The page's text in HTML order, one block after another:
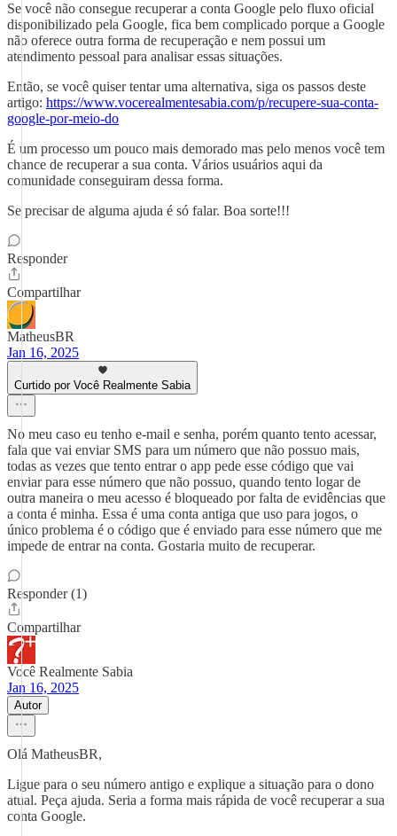
Se você não consegue recuperar a conta Google pelo fluxo oficial
disponibilizado pela Google, fica bem complicado porque a Google
não oferece outra forma de recuperação e nem possui um
atendimento pessoal para analisar essas situações.
Então, se você quiser tentar uma alternativa, siga os passos deste
artigo: https://www.vocerealmentesabia.com/p/recupere-sua-conta-
google-por-meio-do
É um processo um pouco mais demorado mas pelo menos você tem
chance de recuperar a sua conta. Vários usuários aqui da
comunidade conseguiram dessa forma.
Se precisar de alguma ajuda é só falar. Boa sorte!!!
Responder
Compartilhar
MatheusBR
Jan 16, 2025
Curtido por Você Realmente Sabia
No meu caso eu tenho e-mail e senha, porém quanto tento acessar,
fala que vai enviar SMS para um número que não possuo mais,
todas as vezes que tento entrar o app pede esse código que vai
enviar para esse número que não possuo, quando tento logar de
outra maneira o meu acesso é bloqueado por falta de evidências que
a conta é minha. Essa é uma conta antiga que uso para jogos, o
único problema é o código que é enviado para esse número que me
impede de entrar na conta. Gostaria muito de recuperar.
Responder (1)
Compartilhar
Você Realmente Sabia
Jan 16, 2025
Autor
Olá MatheusBR,
Ligue para o seu número antigo e explique a situação para o dono
atual. Peça ajuda. Seria a forma mais rápida de você recuperar a sua
conta Google.